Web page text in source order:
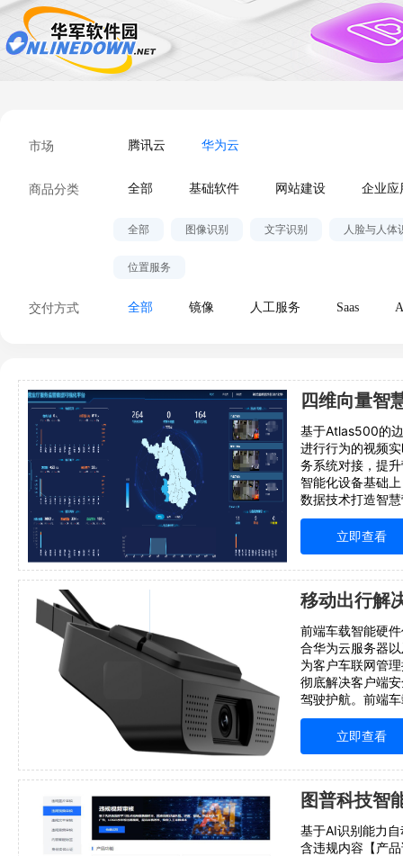
市场 腾讯云 华为云
商品分类 全部 基础软件 网站建设 企业应
全部 图像识别 文字识别 人脸与人体
位置服务
交付方式 全部 镜像 人工服务 Saas
四维向量智
基于Atlas500的
进行行为的视频
务系统对接，提
智能化设备基础
数据技术打造智
为中心，为客户
全、更高效、更
现快捷、高效的
立即查看
移动出行解
前端车载智能硬
合华为云服务器
为客户车联网管
彻底解决客户端
驾驶护航。前端
感知端，结合华
技能基底，为客
解决方案，彻底
立即查看
图普科技智
基于AI识别能力
含违规内容【产